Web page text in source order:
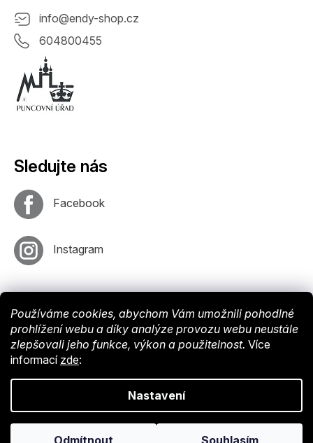
Používáme cookies, abychom Vám umožnili pohodlné
prohlížení webu a díky analýze provozu webu neustále
zlepšovali jeho funkce, výkon a použitelnost. Více
informací zde:
Nastavení
Odmítnout Souhlasím
info@endy-shop.cz
604800455
Sledujte nás
Facebook
Instagram
Shoptet. Nastavil týmEshopyUmíme. Design byVokr